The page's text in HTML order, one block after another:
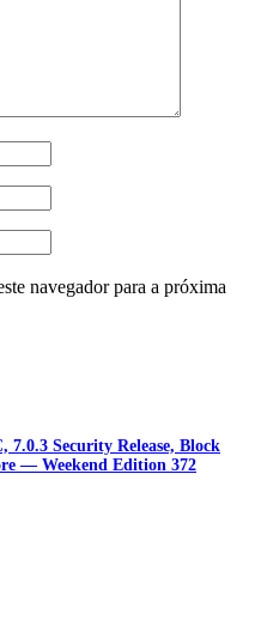
navegador para a próxima
7.0.3 Security Release, Block
— Weekend Edition 372